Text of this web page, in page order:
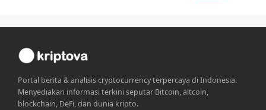
Portal berita & analisis cryptocurrency terpercaya di Indonesia.
Menyediakan informasi terkini seputar Bitcoin, altcoin,
blockchain, DeFi, dan dunia kripto.